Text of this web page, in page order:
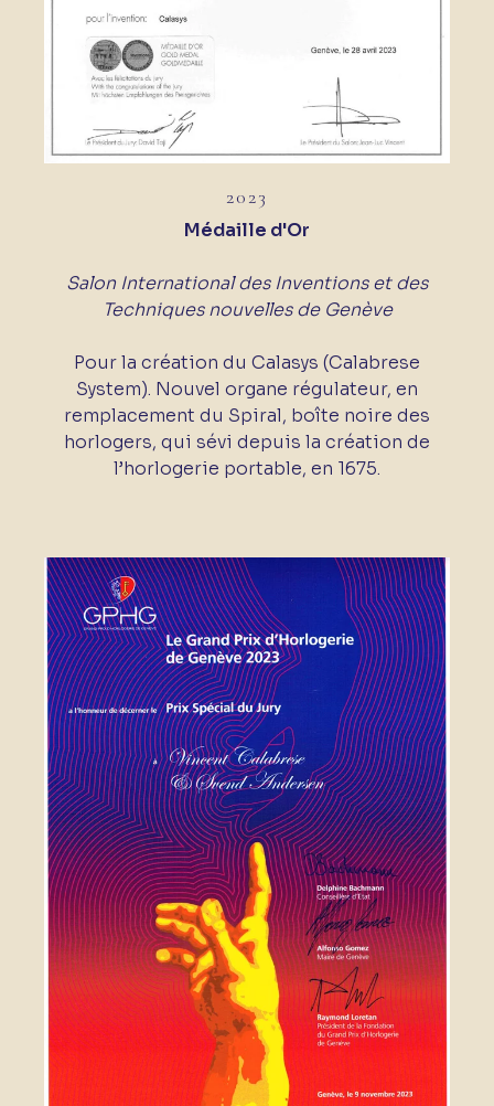
2023
Médaille d'Or
Salon International des Inventions et des
Techniques nouvelles de Genève
Pour la création du Calasys (Calabrese
System). Nouvel organe régulateur, en
remplacement du Spiral, boîte noire des
horlogers, qui sévi depuis la création de
l’horlogerie portable, en 1675.